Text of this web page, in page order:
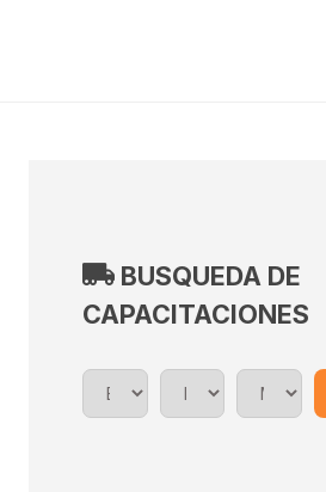
BUSQUEDA DE
CAPACITACIONES